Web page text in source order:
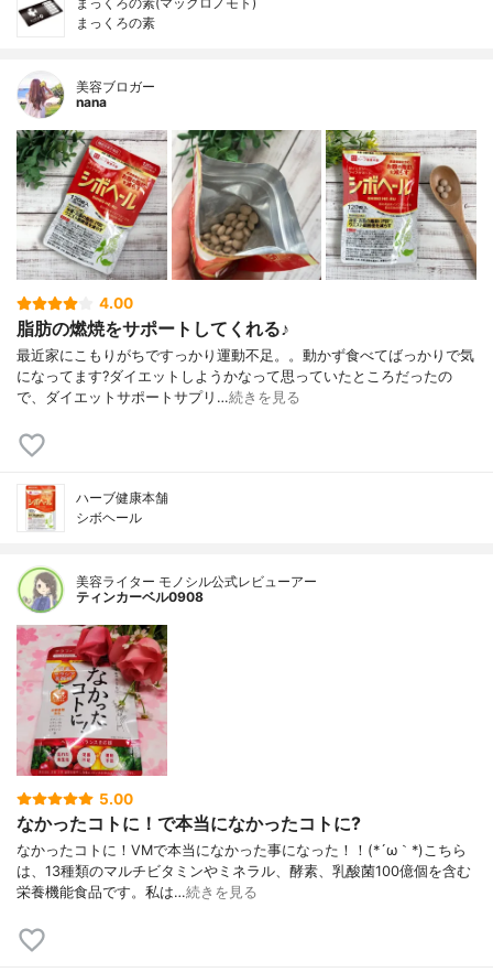
まっくろの素
美容ブロガー
nana
4.00
脂肪の燃焼をサポートしてくれる♪
最近家にこもりがちですっかり運動不足。。動かず食べてばっかりで気
になってます?ダイエットしようかなって思っていたところだったの
で、ダイエットサポートサプリ…続きを見る
ハーブ健康本舗
シボヘール
美容ライター モノシル公式レビューアー
ティンカーベル0908
5.00
なかったコトに！で本当になかったコトに?
なかったコトに！VMで本当になかった事になった！！(*´ω｀*)こちら
は、13種類のマルチビタミンやミネラル、酵素、乳酸菌100億個を含む
栄養機能食品です。私は…続きを見る